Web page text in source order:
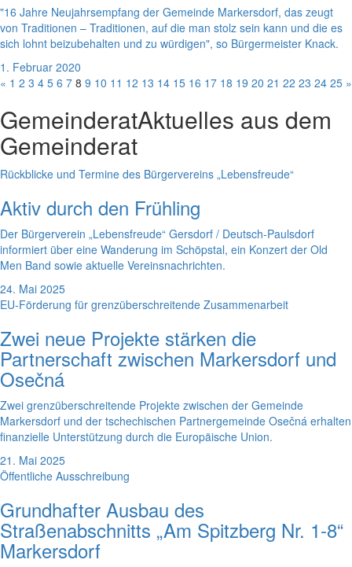
"16 Jahre Neujahrsempfang der Gemeinde Markersdorf, das zeugt
von Traditionen – Traditionen, auf die man stolz sein kann und die es
sich lohnt beizubehalten und zu würdigen", so Bürgermeister Knack.
1. Februar 2020
« 1 2 3 4 5 6 7 8 9 10 11 12 13 14 15 16 17 18 19 20 21 22 23 24 25 »
GemeinderatAktuelles aus dem
Gemeinderat
Rückblicke und Termine des Bürgervereins „Lebensfreude“
Aktiv durch den Frühling
Der Bürgerverein „Lebensfreude“ Gersdorf / Deutsch-Paulsdorf
informiert über eine Wanderung im Schöpstal, ein Konzert der Old
Men Band sowie aktuelle Vereinsnachrichten.
24. Mai 2025
EU-Förderung für grenzüberschreitende Zusammenarbeit
Zwei neue Projekte stärken die
Partnerschaft zwischen Markersdorf und
Osečná
Zwei grenzüberschreitende Projekte zwischen der Gemeinde
Markersdorf und der tschechischen Partnergemeinde Osečná erhalten
finanzielle Unterstützung durch die Europäische Union.
21. Mai 2025
Öffentliche Ausschreibung
Grundhafter Ausbau des
Straßenabschnitts „Am Spitzberg Nr. 1-8“
Markersdorf